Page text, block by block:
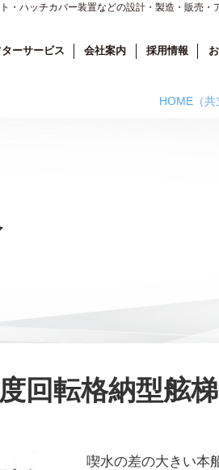
・ハッチカバー装置などの設計・製造・販売・
ーサービス 会社案内 採用情報
HOME （
回転格納型舷
喫水の差の大きい本